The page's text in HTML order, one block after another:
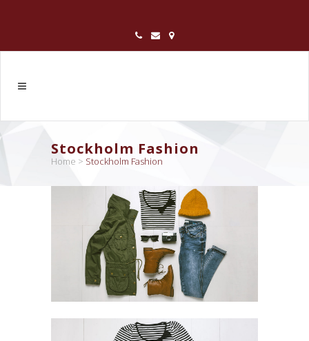
Stockholm Fashion
Home > Stockholm Fashion